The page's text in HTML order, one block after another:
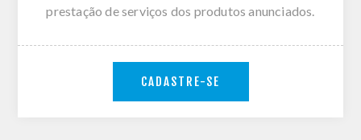
prestação de serviços dos produtos anunciados.
CADASTRE-SE